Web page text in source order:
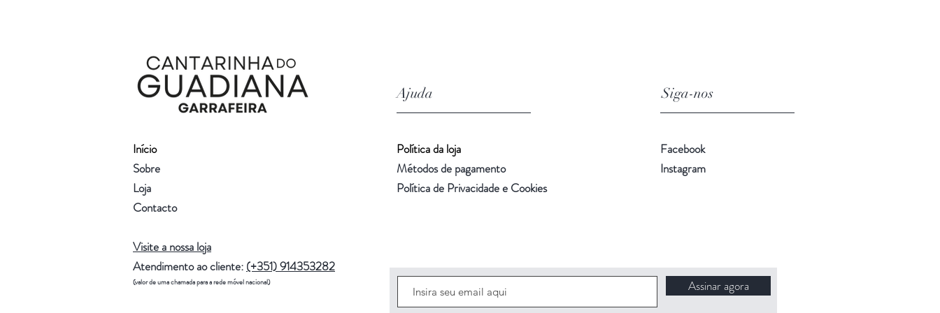
Início
Sobre
Loja
Contacto
Visite a nossa loja
Atendimento ao cliente: (+351) 914353282
(valor de uma chamada para a rede móvel nacional)
Ajuda
Política da loja
Métodos de pagamento
Política de Privacidade e Cookies
Siga-nos
Facebook
Instagram
Assinar agora